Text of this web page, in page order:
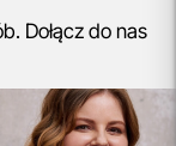
Dołącz do nas